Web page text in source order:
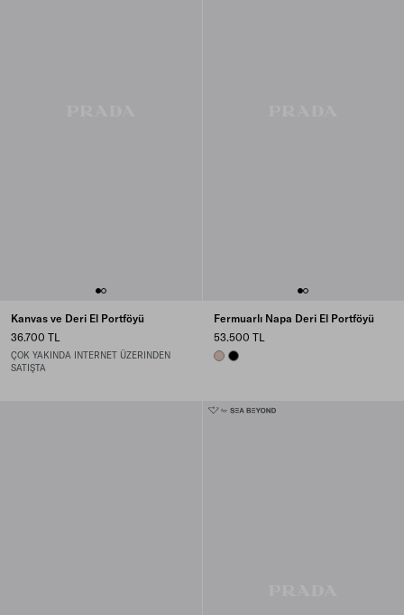
Kanvas ve Deri El Portföyü
36.700 TL
ÇOK YAKINDA INTERNET ÜZERINDEN
SATIŞTA
Fermuarlı Napa Deri El Portföyü
53.500 TL
OPALBLACK